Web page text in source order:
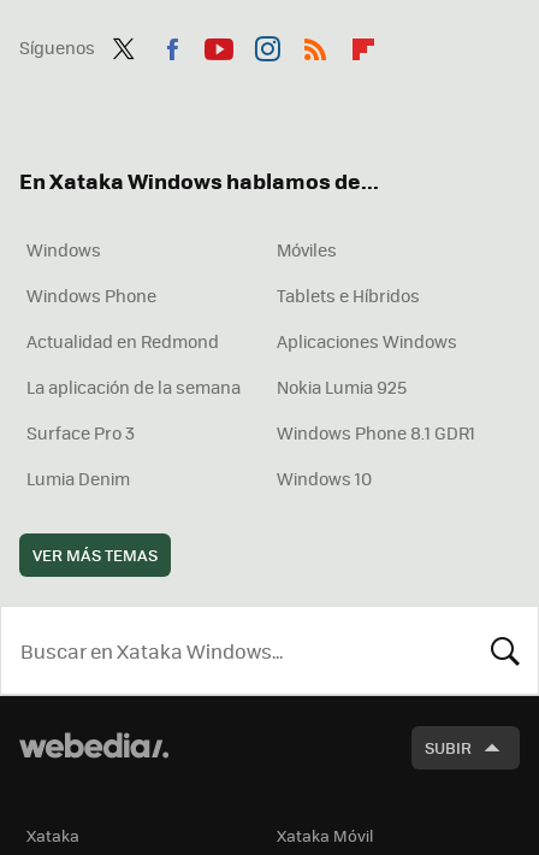
Síguenos
En Xataka Windows hablamos de...
Windows
Móviles
Windows Phone
Tablets e Híbridos
Actualidad en Redmond
Aplicaciones Windows
La aplicación de la semana
Nokia Lumia 925
Surface Pro 3
Windows Phone 8.1 GDR1
Lumia Denim
Windows 10
VER MÁS TEMAS
SUBIR
Xataka Xataka Móvil